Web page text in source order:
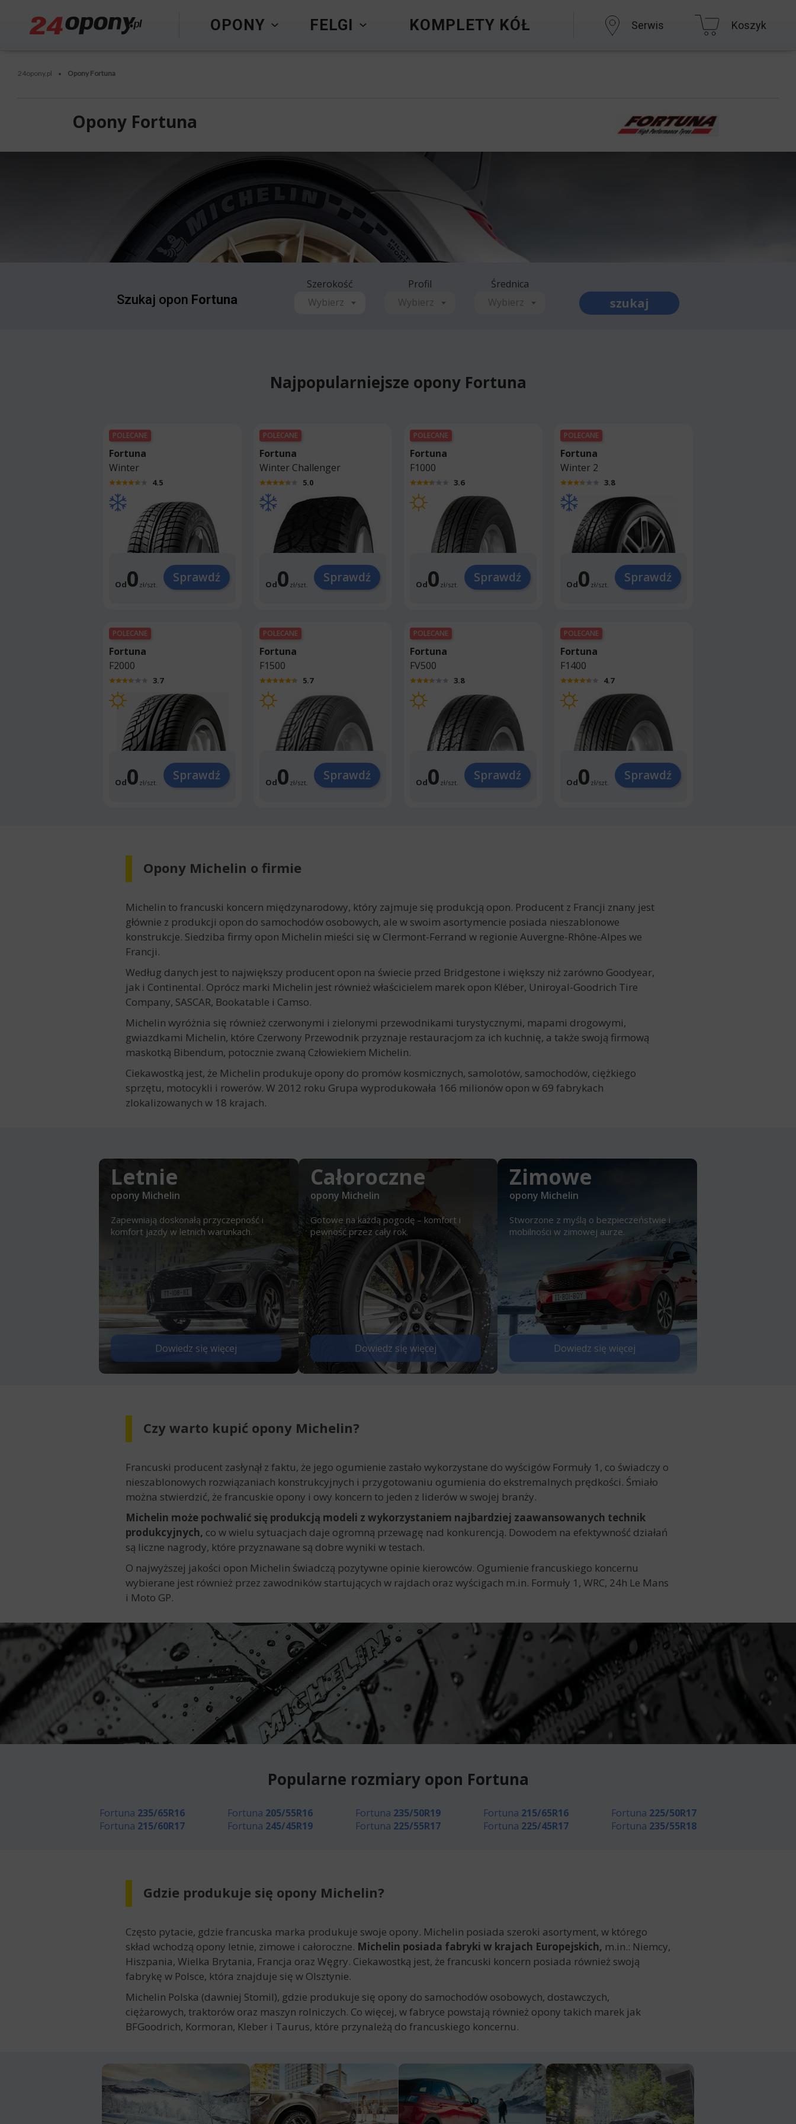
OPONY FELGI KOMPLETY KÓŁ Serwis Koszyk
24opony.pl • Opony Fortuna
Opony Fortuna
Szukaj opon Fortuna
Szerokość
Wybierz
Profil
Wybierz
Średnica
Wybierz
szukaj
Najpopularniejsze opony Fortuna
POLECANE
Fortuna
Winter
4.5
Od0 zł/szt. Sprawdź
POLECANE
Fortuna
Winter Challenger
5.0
Od0 zł/szt. Sprawdź
POLECANE
Fortuna
F1000
3.6
Od0 zł/szt. Sprawdź
POLECANE
Fortuna
Winter 2
3.8
Od0 zł/szt. Sprawdź
POLECANE
Fortuna
F2000
3.7
Od0 zł/szt. Sprawdź
POLECANE
Fortuna
F1500
5.7
Od0 zł/szt. Sprawdź
POLECANE
Fortuna
FV500
3.8
Od0 zł/szt. Sprawdź
POLECANE
Fortuna
F1400
4.7
Od0 zł/szt. Sprawdź
Opony Michelin o firmie
Michelin to francuski koncern międzynarodowy, który zajmuje się produkcją opon. Producent z Francji znany jest
głównie z produkcji opon do samochodów osobowych, ale w swoim asortymencie posiada nieszablonowe
konstrukcje. Siedziba firmy opon Michelin mieści się w Clermont-Ferrand w regionie Auvergne-Rhône-Alpes we
Francji.
Według danych jest to największy producent opon na świecie przed Bridgestone i większy niż zarówno Goodyear,
jak i Continental. Oprócz marki Michelin jest również właścicielem marek opon Kléber, Uniroyal-Goodrich Tire
Company, SASCAR, Bookatable i Camso.
Michelin wyróżnia się również czerwonymi i zielonymi przewodnikami turystycznymi, mapami drogowymi,
gwiazdkami Michelin, które Czerwony Przewodnik przyznaje restauracjom za ich kuchnię, a także swoją firmową
maskotką Bibendum, potocznie zwaną Człowiekiem Michelin.
Ciekawostką jest, że Michelin produkuje opony do promów kosmicznych, samolotów, samochodów, ciężkiego
sprzętu, motocykli i rowerów. W 2012 roku Grupa wyprodukowała 166 milionów opon w 69 fabrykach
zlokalizowanych w 18 krajach.
Letnie
opony Michelin
Zapewniają doskonałą przyczepność i
komfort jazdy w letnich warunkach.
Dowiedz się więcej
Całoroczne
opony Michelin
Gotowe na każdą pogodę – komfort i
pewność przez cały rok.
Dowiedz się więcej
Zimowe
opony Michelin
Stworzone z myślą o bezpieczeństwie i
mobilności w zimowej aurze.
Dowiedz się więcej
Czy warto kupić opony Michelin?
Francuski producent zasłynął z faktu, że jego ogumienie zastało wykorzystane do wyścigów Formuły 1, co świadczy o
nieszablonowych rozwiązaniach konstrukcyjnych i przygotowaniu ogumienia do ekstremalnych prędkości. Śmiało
można stwierdzić, że francuskie opony i owy koncern to jeden z liderów w swojej branży.
Michelin może pochwalić się produkcją modeli z wykorzystaniem najbardziej zaawansowanych technik
produkcyjnych, co w wielu sytuacjach daje ogromną przewagę nad konkurencją. Dowodem na efektywność działań
są liczne nagrody, które przyznawane są dobre wyniki w testach.
O najwyższej jakości opon Michelin świadczą pozytywne opinie kierowców. Ogumienie francuskiego koncernu
wybierane jest również przez zawodników startujących w rajdach oraz wyścigach m.in. Formuły 1, WRC, 24h Le Mans
i Moto GP.
Popularne rozmiary opon Fortuna
Fortuna 235/65R16 Fortuna 205/55R16 Fortuna 235/50R19 Fortuna 215/65R16 Fortuna 225/50R17
Fortuna 215/60R17 Fortuna 245/45R19 Fortuna 225/55R17 Fortuna 225/45R17 Fortuna 235/55R18
Gdzie produkuje się opony Michelin?
Często pytacie, gdzie francuska marka produkuje swoje opony. Michelin posiada szeroki asortyment, w którego
skład wchodzą opony letnie, zimowe i całoroczne. Michelin posiada fabryki w krajach Europejskich, m.in.: Niemcy,
Hiszpania, Wielka Brytania, Francja oraz Węgry. Ciekawostką jest, że francuski koncern posiada również swoją
fabrykę w Polsce, która znajduje się w Olsztynie.
Michelin Polska (dawniej Stomil), gdzie produkuje się opony do samochodów osobowych, dostawczych,
ciężarowych, traktorów oraz maszyn rolniczych. Co więcej, w fabryce powstają również opony takich marek jak
BFGoodrich, Kormoran, Kleber i Taurus, które przynależą do francuskiego koncernu.